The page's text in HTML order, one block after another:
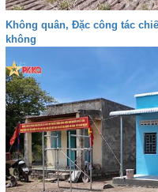
Không quân, Đặc công tác
không